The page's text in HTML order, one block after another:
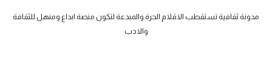
مدونة ثقافية تستقطب الاقلام الحرة والمبدعة لتكون منصة ابداع ومنهل للثقافة
والادب